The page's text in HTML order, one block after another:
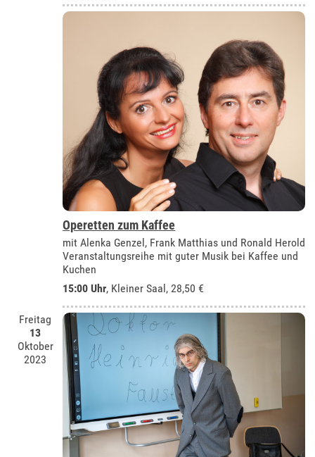
Operetten zum Kaffee
mit Alenka Genzel, Frank Matthias und Ronald Herold
Veranstaltungsreihe mit guter Musik bei Kaffee und
Kuchen
15:00 Uhr, Kleiner Saal , 28,50 €
Freitag
13
Oktober
2023